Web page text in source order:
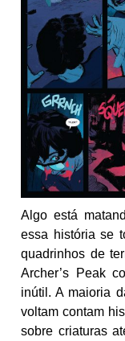
Algo está
essa história se
quadrinhos de
Archer’s Peak
inútil. A maioria
voltam contam
sobre criaturas